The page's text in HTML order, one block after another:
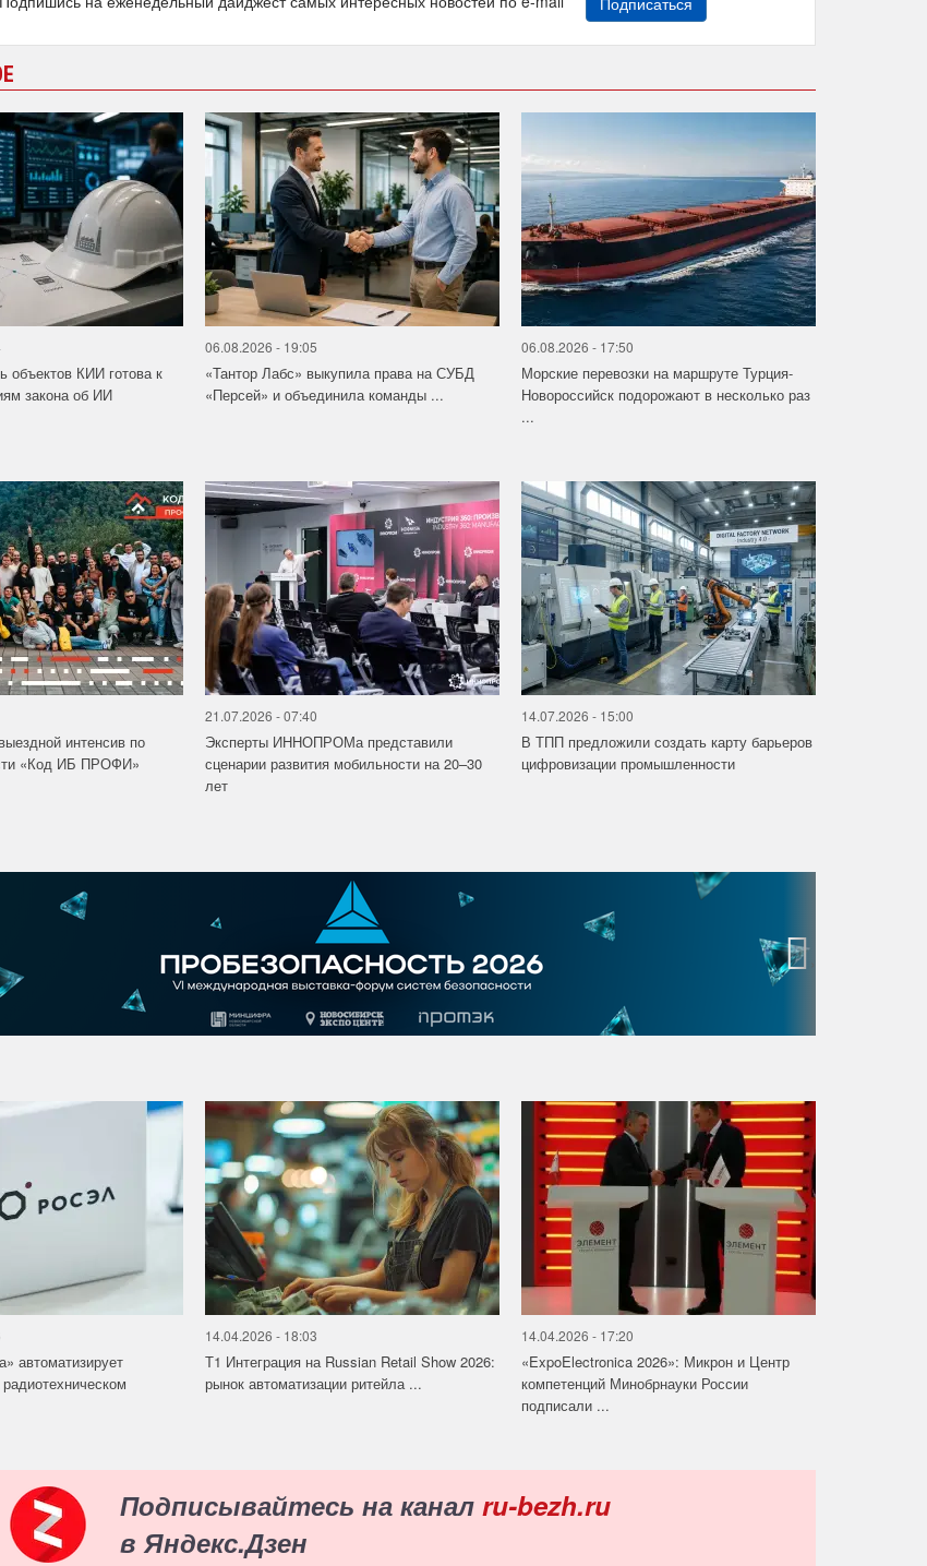
объектов КИИ готова к
закона об ИИ
06.08.2026 - 19:05
«Тантор Лабс» выкупила права на СУБД
«Персей» и объединила команды ...
06.08.2026 - 17:50
Морские перевозки на маршруте Турция-
Новороссийск подорожают в несколько раз
...
интенсив по
«Код ИБ ПРОФИ»
21.07.2026 - 07:40
Эксперты ИННОПРОМа представили
сценарии развития мобильности на 20–30
лет
14.07.2026 - 15:00
В ТПП предложили создать карту барьеров
цифровизации промышленности
автоматизирует
14.04.2026 - 18:03
Т1 Интеграция на Russian Retail Show 2026:
рынок автоматизации ритейла ...
14.04.2026 - 17:20
«ExpoElectronica 2026»: Микрон и Центр
компетенций Минобрнауки России
подписали ...
Подписывайтесь на канал ru-bezh.ru
в Яндекс.Дзен